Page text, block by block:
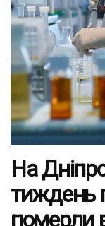
На
тиждень
померли